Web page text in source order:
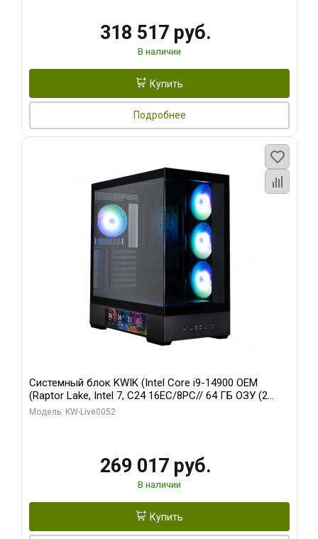
318 517 руб.
В наличии
Купить
Подробнее
Системный блок KWIK (Intel Core i9-14900 OEM
(Raptor Lake, Intel 7, C24 16EC/8PC// 64 ГБ ОЗУ (2
модуля)/ Palit RTX5080 GAMINGPRO OC 16GB GDDR7
Модель: KW-Live0052
269 017 руб.
В наличии
Купить